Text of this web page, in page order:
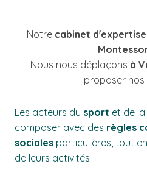
Notre cabinet
Nous nous déplaçons à
proposer nos
Les acteurs du sport et de la
composer avec des règles
sociales particulières, tout
de leurs activités.